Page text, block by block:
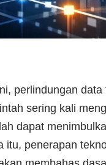
perlindungan
sering kali
dapat
itu, penerapan